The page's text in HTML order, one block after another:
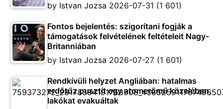
by Istvan Jozsa 2026-07-31 (1 601)
Fontos bejelentés: szigorítani fogják a
támogatások felvételének feltételeit Nagy-
Britanniában
by Istvan Jozsa 2026-07-27 (1 601)
Rendkívüli helyzet Angliában: hatalmas
erdőtűz pusztít egy atomerőmű közelében,
lakókat evakuáltak